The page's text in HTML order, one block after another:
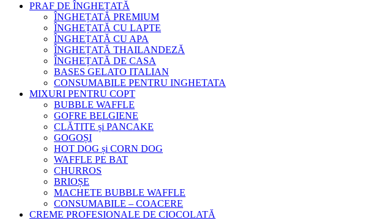
PRAF DE ÎNGHEȚATĂ
ÎNGHEȚATĂ PREMIUM
ÎNGHEȚATĂ CU LAPTE
ÎNGHEȚATĂ CU APA
ÎNGHEȚATĂ THAILANDEZĂ
ÎNGHEȚATĂ DE CASA
BASES GELATO ITALIAN
CONSUMABILE PENTRU INGHETATA
MIXURI PENTRU COPT
BUBBLE WAFFLE
GOFRE BELGIENE
CLĂTITE și PANCAKE
GOGOȘI
HOT DOG și CORN DOG
WAFFLE PE BAT
CHURROS
BRIOȘE
MACHETE BUBBLE WAFFLE
CONSUMABILE – COACERE
CREME PROFESIONALE DE CIOCOLATĂ